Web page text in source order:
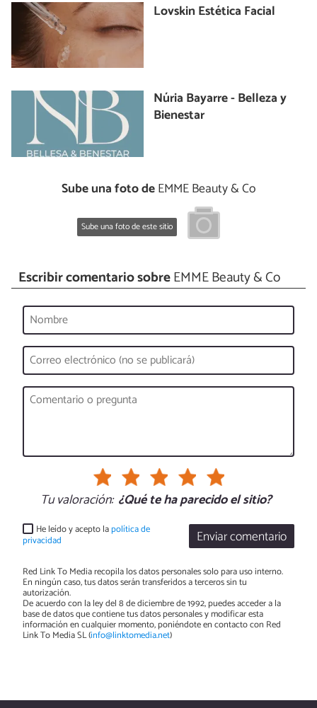
Lovskin Estética Facial
Núria Bayarre - Belleza y
Bienestar
Sube una foto deEMME Beauty & Co
Sube una foto de este sitio
Escribir comentario sobreEMME Beauty & Co
Tu valoración: ¿Qué te ha parecido el sitio?
Enviar comentario
He leído y acepto lapolítica de
privacidad
Red Link To Media recopila los datos personales solo para uso interno.
En ningún caso, tus datos serán transferidos a terceros sin tu
autorización.
De acuerdo con la ley del 8 de diciembre de 1992, puedes acceder a la
base de datos que contiene tus datos personales y modificar esta
información en cualquier momento, poniéndote en contacto con Red
Link To Media SL (info@linktomedia.net)